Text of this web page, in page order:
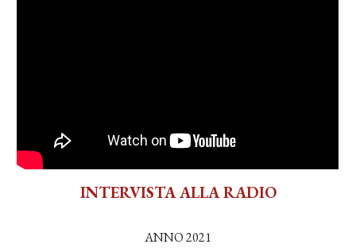
INTERVISTA ALLA RADIO
ANNO 2021